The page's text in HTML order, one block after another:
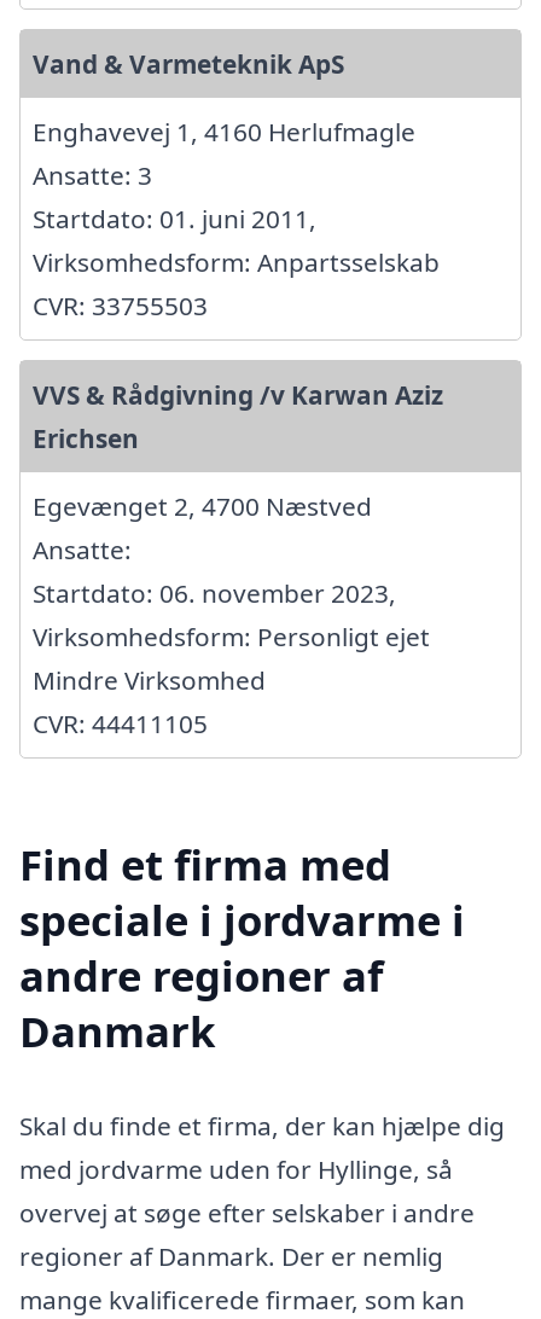
Vand & Varmeteknik ApS
Enghavevej 1, 4160 Herlufmagle
Ansatte: 3
Startdato: 01. juni 2011,
Virksomhedsform: Anpartsselskab
CVR: 33755503
VVS & Rådgivning /v Karwan Aziz
Erichsen
Egevænget 2, 4700 Næstved
Ansatte:
Startdato: 06. november 2023,
Virksomhedsform: Personligt ejet
Mindre Virksomhed
CVR: 44411105
Find et firma med
speciale i jordvarme i
andre regioner af
Danmark
Skal du finde et firma, der kan hjælpe dig
med jordvarme uden for Hyllinge, så
overvej at søge efter selskaber i andre
regioner af Danmark. Der er nemlig
mange kvalificerede firmaer, som kan